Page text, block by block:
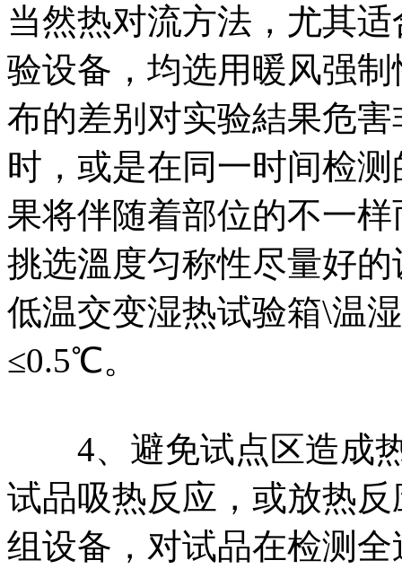
当然热对流方法，尤其
验设备，均选用暖风强
布的差别对实验結果危
时，或是在同一时间检
果将伴随着部位的不一
挑选溫度匀称性尽量好
低温交变湿热试验箱\温
≤0.5℃。
4、避免试点区造成热
试品吸热反应，或放热
组设备，对试品在检测